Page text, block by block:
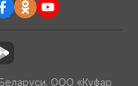
ООО «Куфар